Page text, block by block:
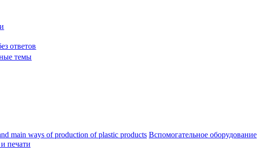
ответов
темы
main ways of production of plastic products Вспомогательное оборудование
печати